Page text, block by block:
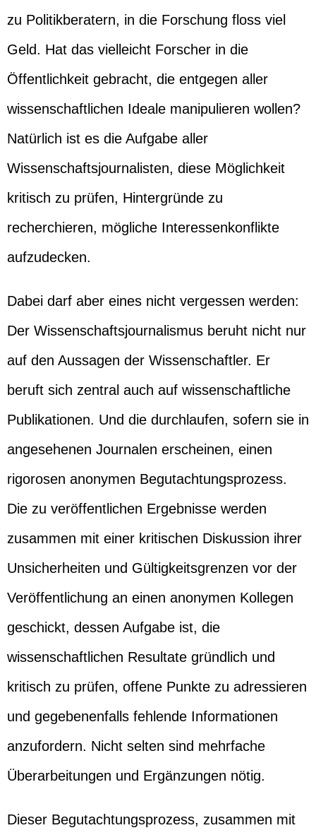
zu Politikberatern, in die Forschung floss viel
Geld. Hat das vielleicht Forscher in die
Öffentlichkeit gebracht, die entgegen aller
wissenschaftlichen Ideale manipulieren wollen?
Natürlich ist es die Aufgabe aller
Wissenschaftsjournalisten, diese Möglichkeit
kritisch zu prüfen, Hintergründe zu
recherchieren, mögliche Interessenkonflikte
aufzudecken.
Dabei darf aber eines nicht vergessen werden:
Der Wissenschaftsjournalismus beruht nicht nur
auf den Aussagen der Wissenschaftler. Er
beruft sich zentral auch auf wissenschaftliche
Publikationen. Und die durchlaufen, sofern sie in
angesehenen Journalen erscheinen, einen
rigorosen anonymen Begutachtungsprozess.
Die zu veröffentlichen Ergebnisse werden
zusammen mit einer kritischen Diskussion ihrer
Unsicherheiten und Gültigkeitsgrenzen vor der
Veröffentlichung an einen anonymen Kollegen
geschickt, dessen Aufgabe ist, die
wissenschaftlichen Resultate gründlich und
kritisch zu prüfen, offene Punkte zu adressieren
und gegebenenfalls fehlende Informationen
anzufordern. Nicht selten sind mehrfache
Überarbeitungen und Ergänzungen nötig.
Dieser Begutachtungsprozess, zusammen mit